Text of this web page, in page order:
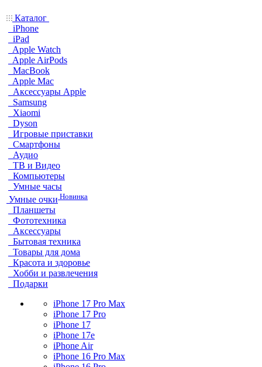
Каталог
iPhone
iPad
Apple Watch
Apple AirPods
MacBook
Apple Mac
Аксессуары Apple
Samsung
Xiaomi
Dyson
Игровые приставки
Смартфоны
Аудио
ТВ и Видео
Компьютеры
Умные часы
Умные очки Новинка
Планшеты
Фототехника
Аксессуары
Бытовая техника
Товары для дома
Красота и здоровье
Хобби и развлечения
Подарки
iPhone 17 Pro Max
iPhone 17 Pro
iPhone 17
iPhone 17e
iPhone Air
iPhone 16 Pro Max